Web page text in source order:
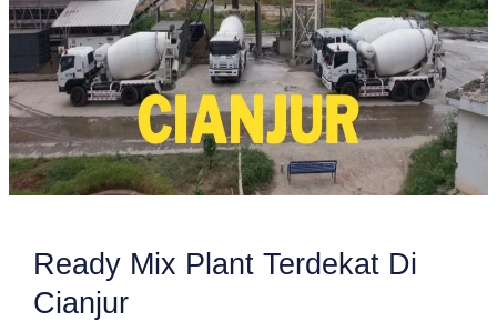
Ready Mix Plant Terdekat Di
Cianjur